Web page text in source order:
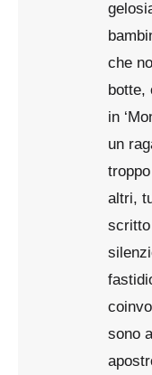
che
botte,
in
un
altri,
sono